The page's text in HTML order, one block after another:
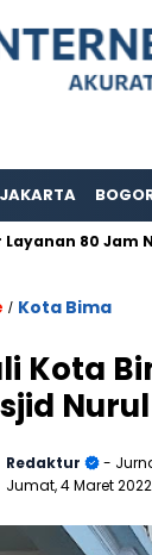
JAKARTA
80 Jam Nonstop
/ Kota Bima
Kota
Redaktur
-
Jumat, 4 Maret 2022